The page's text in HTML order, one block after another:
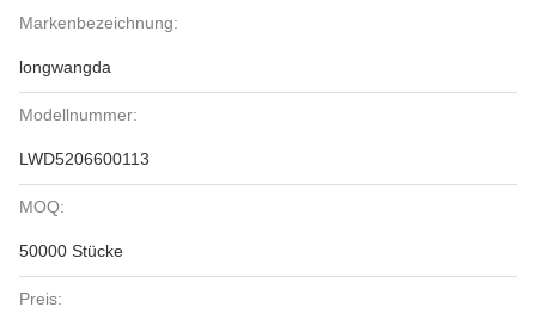
Markenbezeichnung:
longwangda
Modellnummer:
LWD5206600113
MOQ:
50000 Stücke
Preis: